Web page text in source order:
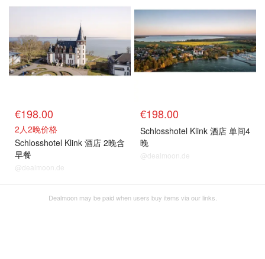
€198.00
2人2晚价格
Schlosshotel Klink 酒店 2晚含
早餐
@dealmoon.de
€198.00
Schlosshotel Klink 酒店 单间4
晚
@dealmoon.de
Dealmoon may be paid when users buy items via our links.